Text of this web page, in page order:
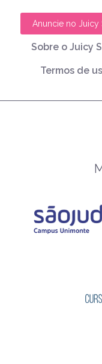
Anuncie no Juicy
Sobre o Juicy
Termos de